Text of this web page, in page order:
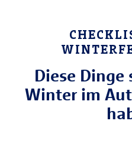
die Energie in
Starten des
Halten Sie
möglichst
Diese
Winter im